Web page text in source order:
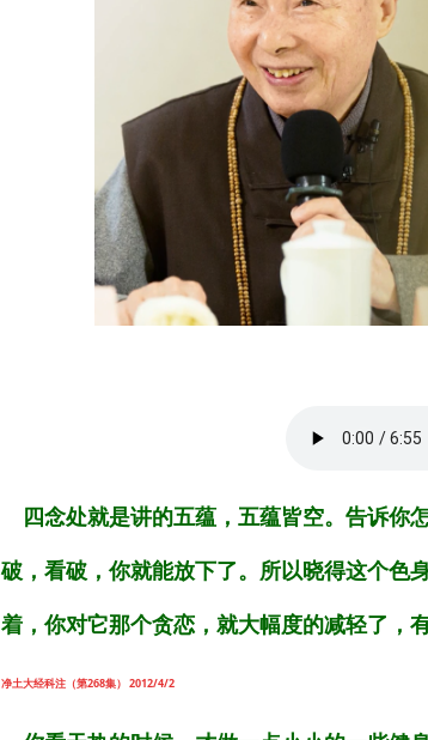
四念处就是讲的五蕴，五蕴皆空。告诉你
破，看破，你就能放下了。所以晓得这个色
着，你对它那个贪恋，就大幅度的减轻了，
净土大经科注（第268集） 2012/4/2